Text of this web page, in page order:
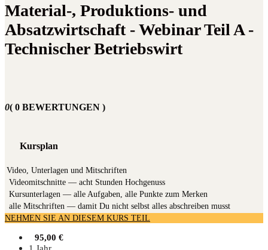
Material-, Produktions- und
Absatzwirtschaft - Webinar Teil A -
Technischer Betriebswirt
0( 0 BEWERTUNGEN )
Kursplan
Video, Unterlagen und Mitschriften
Video­mit­schnit­te — acht Stun­den Hochgenuss
Kurs­un­ter­la­gen — alle Auf­ga­ben, alle Punk­te zum Merken
alle Mit­schrif­ten — damit Du nicht selbst alles abschrei­ben musst
NEHMEN SIE AN DIESEM KURS TEIL
95,00 €